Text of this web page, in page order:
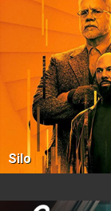
Silo